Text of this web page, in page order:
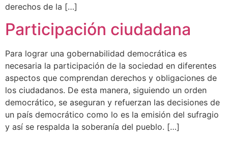
derechos de la […]
Participación ciudadana
Para lograr una gobernabilidad democrática es
necesaria la participación de la sociedad en diferentes
aspectos que comprendan derechos y obligaciones de
los ciudadanos. De esta manera, siguiendo un orden
democrático, se aseguran y refuerzan las decisiones de
un país democrático como lo es la emisión del sufragio
y así se respalda la soberanía del pueblo. […]